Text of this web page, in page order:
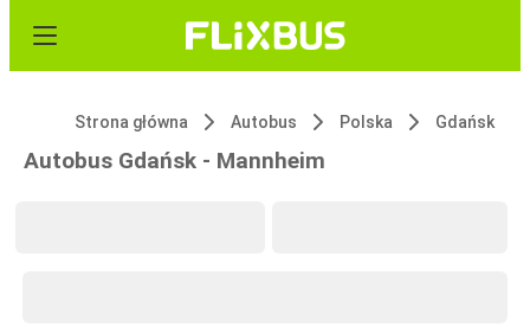
Strona główna Autobus Polska Gdańsk
Autobus Gdańsk - Mannheim